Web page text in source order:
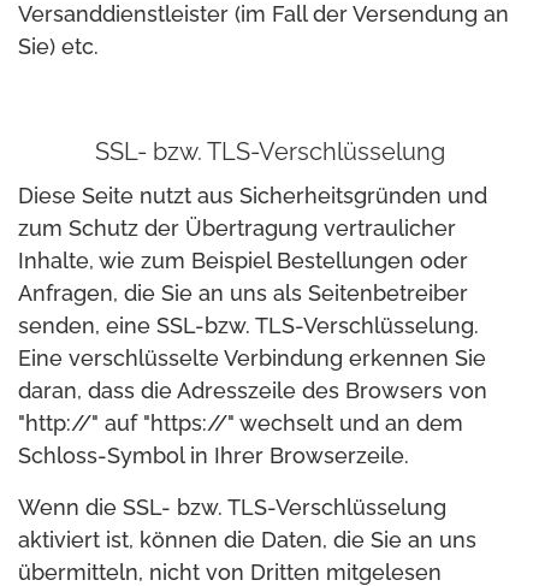
Versanddienstleister (im Fall der Versendung an
Sie) etc.
SSL- bzw. TLS-Verschlüsselung
Diese Seite nutzt aus Sicherheitsgründen und
zum Schutz der Übertragung vertraulicher
Inhalte, wie zum Beispiel Bestellungen oder
Anfragen, die Sie an uns als Seitenbetreiber
senden, eine SSL-bzw. TLS-Verschlüsselung.
Eine verschlüsselte Verbindung erkennen Sie
daran, dass die Adresszeile des Browsers von
"http://" auf "https://" wechselt und an dem
Schloss-Symbol in Ihrer Browserzeile.
Wenn die SSL- bzw. TLS-Verschlüsselung
aktiviert ist, können die Daten, die Sie an uns
übermitteln, nicht von Dritten mitgelesen